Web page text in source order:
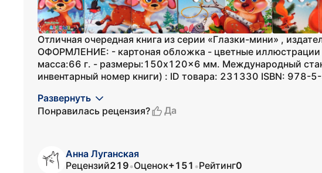
Отличная очередная книга из серии «Глазки-мини» ,
ОФОРМЛЕНИЕ: - картоная обложка - цветные иллюстрации
масса:66 г. - размеры:150x120x6 мм. Международный
инвентарный номер книги) : ID товара: 231330 ISBN: 978-
Развернуть
Понравилась рецензия?
Да
Aнна Луганская
Рецензий219•Оценок+151 •Рейтинг0